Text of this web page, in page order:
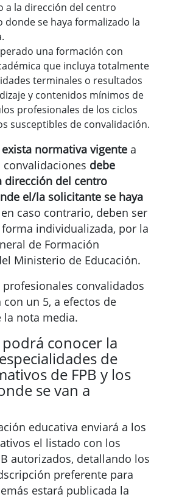
a la dirección del centro
donde se haya formalizado la
una formación con
que incluya totalmente
terminales o resultados
y contenidos mínimos de
profesionales de los ciclos
susceptibles de convalidación.
normativa vigente a
convalidaciones debe
dirección del centro
el/la solicitante se haya
en caso contrario, deben ser
individualizada, por la
de Formación
Ministerio de Educación.
convalidados
un 5, a efectos de
la nota media.
podrá conocer la
de
de FPB y los
se van a
educativa enviará a los
el listado con los
autorizados, detallando los
preferente para
estará publicada la